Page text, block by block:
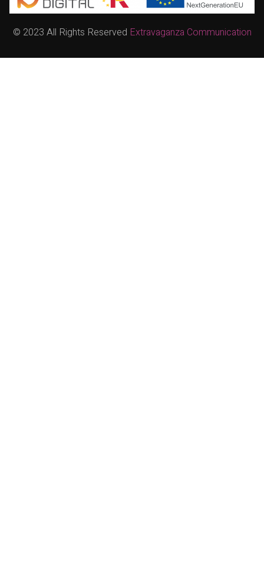
© 2023 All Rights Reserved Extravaganza Communication